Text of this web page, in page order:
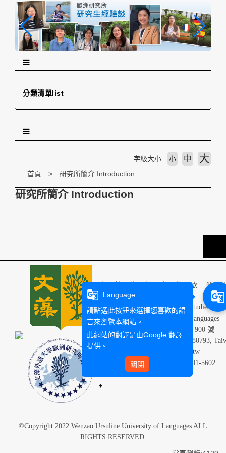
分類清單list
首頁 研究所簡介 Introduction
字級大小 小 中 大
研究所簡介 Introduction
文藻外語大學歐洲
Graduate Institute of European Studies
Wenzao Ursuline University of Languages
807679 高雄市三民區民族一路 900 號
900 Mintsu 1st Road Kaohsiung 80793,
Email：ES0002@mail.wzu.edu.tw
TEL：+886-7-342-6031 ext. 5601-5602
♦
©Copyright 2022 Wenzao Ursuline University of Languages ALL
RIGHTS RESERVED
g_translate
Language
請點選此按鈕來選擇您喜歡的語
言來瀏覽本網站。
此網站的翻譯是由Google 翻譯
提供。
關閉
g_translate